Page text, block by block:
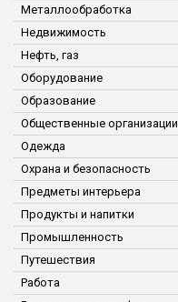
Металлообработка
Недвижимость
Нефть, газ
Оборудование
Образование
Общественные организации
Одежда
Охрана и безопасность
Предметы интерьера
Продукты и напитки
Промышленность
Путешествия
Работа